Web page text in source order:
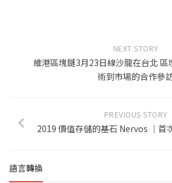
NEXT STORY
維港區塊鏈3月23日線沙龍在台北 區
術到市場的合作參
PREVIOUS STORY
2019 價值存儲的基石 Nervos ｜首
語言轉換